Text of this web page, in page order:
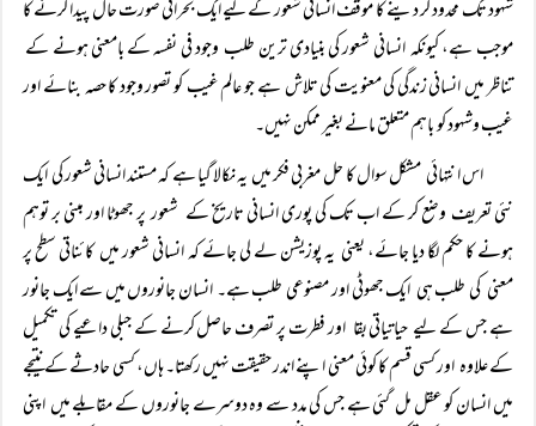
شہود تک محدود کر دینے کا موقف انسانی شعور کے لیے ایک بحرانی صورت حال پیدا کرنے کا
موجب ہے، کیونکہ انسانی شعور کی بنیادی ترین طلب وجود فی نفسہ کے بامعنی ہونے کے
تناظر میں انسانی زندگی کی معنویت کی تلاش ہے جو عالم غیب کو تصور وجود کا حصہ بنائے اور
غیب وشہود کو باہم متعلق مانے بغیر ممکن نہیں۔
اس انتہائی مشکل سوال کا حل مغربی فکر میں یہ نکالا گیا ہے کہ مستند انسانی شعور کی ایک
نئی تعریف وضع کر کے اب تک کی پوری انسانی تاریخ کے شعور پر جھوٹا اور مبنی بر توہم
ہونے کا حکم لگا دیا جائے، یعنی یہ پوزیشن لے لی جائے کہ انسانی شعور میں کائناتی سطح پر
معنی کی طلب ہی ایک جھوٹی اور مصنوعی طلب ہے۔ انسان جانوروں میں سے ایک جانور
ہے جس کے لیے حیاتیاتی بقا اور فطرت پر تصرف حاصل کرنے کے جبلی داعیے کی تکمیل
کے علاوہ اور کسی قسم کا کوئی معنی اپنے اندر حقیقت نہیں رکھتا۔ ہاں، کسی حادثے کے نتیجے
میں انسان کو عقل مل گئی ہے جس کی مدد سے وہ دوسرے جانوروں کے مقابلے میں اپنی